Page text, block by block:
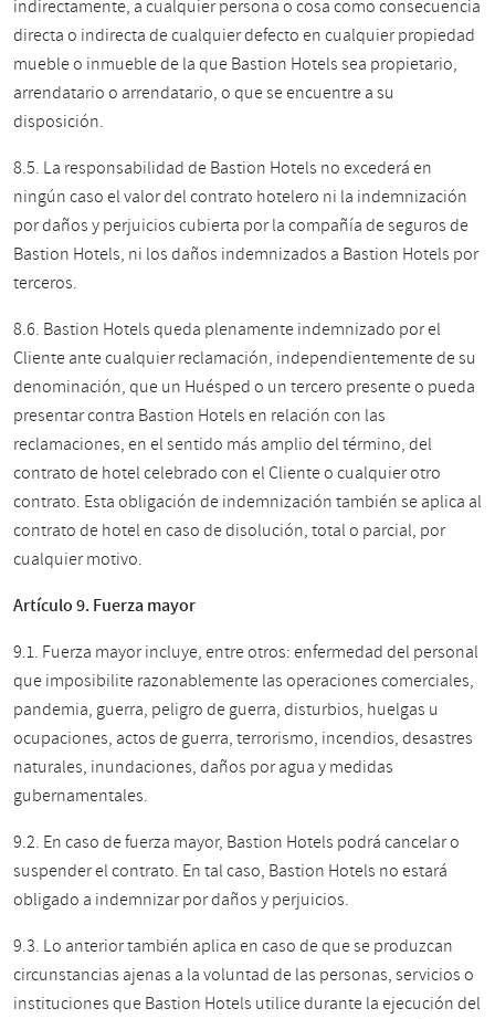
indirectamente, a cualquier persona o cosa como consecuencia
directa o indirecta de cualquier defecto en cualquier propiedad
mueble o inmueble de la que Bastion Hotels sea propietario,
arrendatario o arrendatario, o que se encuentre a su
disposición.
8.5. La responsabilidad de Bastion Hotels no excederá en
ningún caso el valor del contrato hotelero ni la indemnización
por daños y perjuicios cubierta por la compañía de seguros de
Bastion Hotels, ni los daños indemnizados a Bastion Hotels por
terceros.
8.6. Bastion Hotels queda plenamente indemnizado por el
Cliente ante cualquier reclamación, independientemente de su
denominación, que un Huésped o un tercero presente o pueda
presentar contra Bastion Hotels en relación con las
reclamaciones, en el sentido más amplio del término, del
contrato de hotel celebrado con el Cliente o cualquier otro
contrato. Esta obligación de indemnización también se aplica al
contrato de hotel en caso de disolución, total o parcial, por
cualquier motivo.
Artículo 9. Fuerza mayor
9.1. Fuerza mayor incluye, entre otros: enfermedad del personal
que imposibilite razonablemente las operaciones comerciales,
pandemia, guerra, peligro de guerra, disturbios, huelgas u
ocupaciones, actos de guerra, terrorismo, incendios, desastres
naturales, inundaciones, daños por agua y medidas
gubernamentales.
9.2. En caso de fuerza mayor, Bastion Hotels podrá cancelar o
suspender el contrato. En tal caso, Bastion Hotels no estará
obligado a indemnizar por daños y perjuicios.
9.3. Lo anterior también aplica en caso de que se produzcan
circunstancias ajenas a la voluntad de las personas, servicios o
instituciones que Bastion Hotels utilice durante la ejecución del